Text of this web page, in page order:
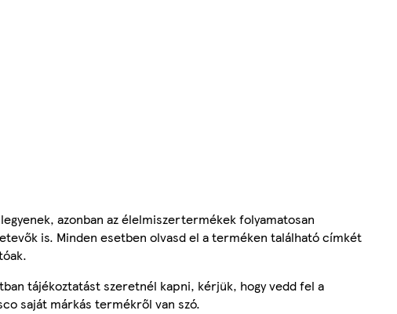
azonban az élelmiszertermékek folyamatosan
is. Minden esetben olvasd el a terméken található címkét
tájékoztatást szeretnél kapni, kérjük, hogy vedd fel a
saját márkás termékről van szó.